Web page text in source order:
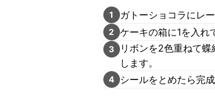
1 ガトーショコラにレ
2 ケーキの箱に1を入れ
3
リボンを2色重ねて
します。
4 シールをとめたら完成